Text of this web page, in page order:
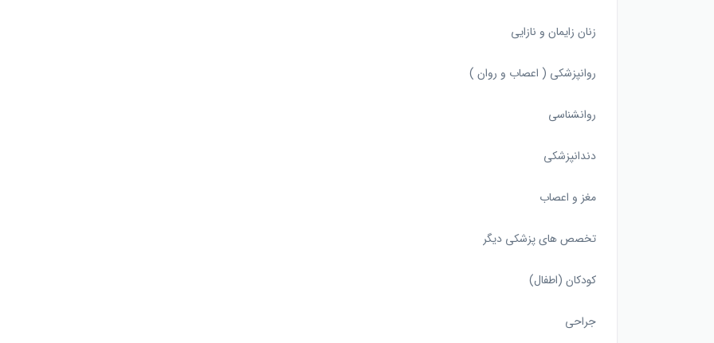
زنان زایمان و نازایی
روانپزشکی ( اعصاب و روان )
روانشناسی
دندانپزشکی
مغز و اعصاب
تخصص های پزشکی دیگر
کودکان (اطفال)
جراحی